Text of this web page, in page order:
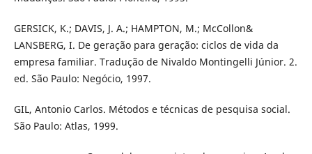
GERSICK, K.; DAVIS, J. A.; HAMPTON, M.; McCollon&
LANSBERG, I. De geração para geração: ciclos de vida da
empresa familiar. Tradução de Nivaldo Montingelli Júnior. 2.
ed. São Paulo: Negócio, 1997.
GIL, Antonio Carlos. Métodos e técnicas de pesquisa social.
São Paulo: Atlas, 1999.